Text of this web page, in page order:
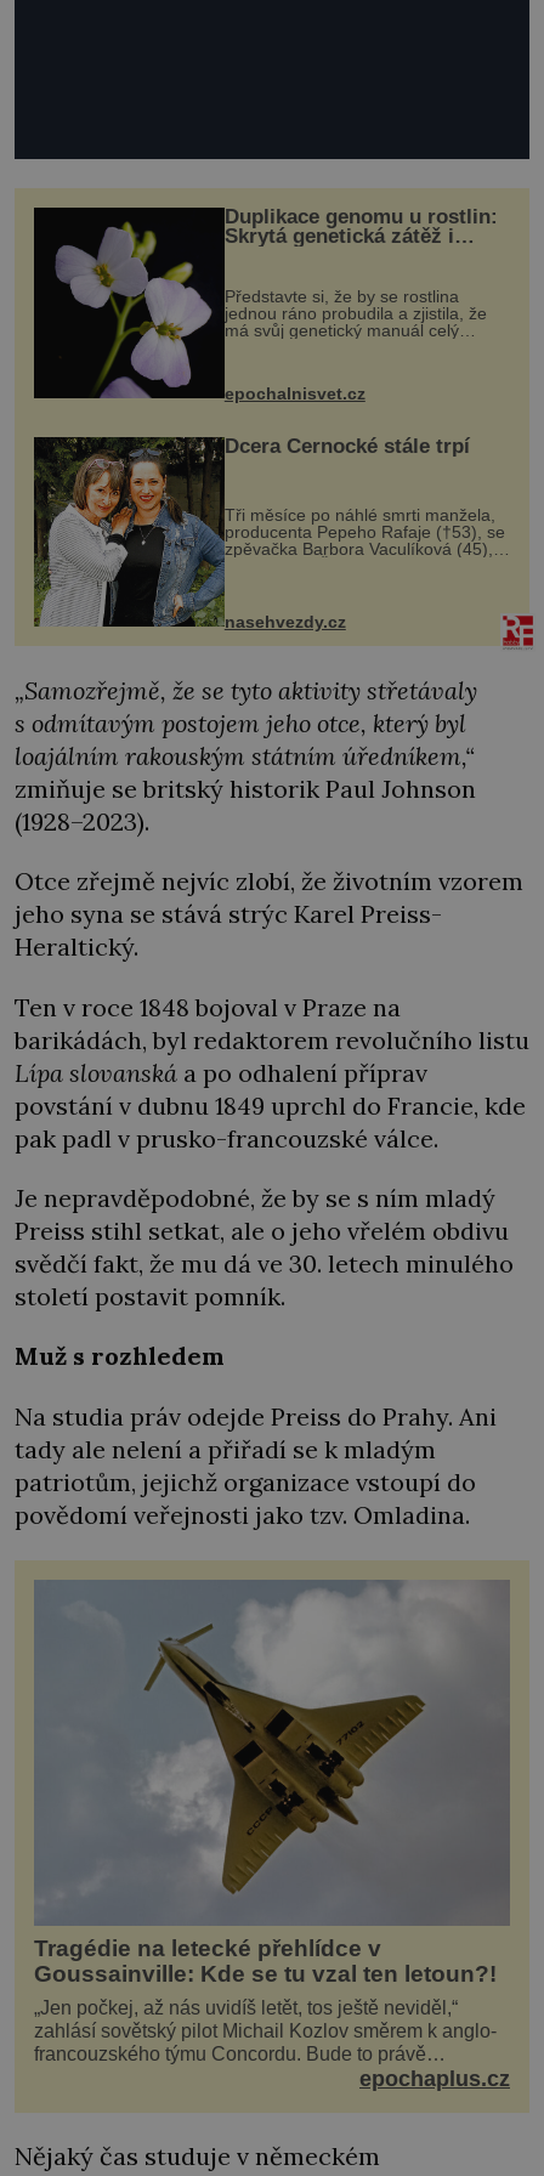
Duplikace genomu u rostlin:
Skrytá genetická zátěž i
Představte si, že by se rostlina
jednou ráno probudila a zjistila, že
má svůj genetický manuál celý
vstupenka...
epochalnisvet.cz
Dcera Černocké stále trpí
Tři měsíce po náhlé smrti manžela,
producenta Pepeho Rafaje (†53), se
zpěvačka Barbora Vaculíková (45),
dcera Petry Černocké (75), poprvé
ozvala veřejnosti. Na sociální síti
sdílela, že se snaží fung...
nasehvezdy.cz
„Samozřejmě, že se tyto aktivity střetávaly
s odmítavým postojem jeho otce, který byl
loajálním rakouským státním úředníkem,“
zmiňuje se britský historik Paul Johnson
(1928–2023).
Otce zřejmě nejvíc zlobí, že životním vzorem
jeho syna se stává strýc Karel Preiss-
Heraltický.
Ten v roce 1848 bojoval v Praze na
barikádách, byl redaktorem revolučního listu
Lípa slovanská a po odhalení příprav
povstání v dubnu 1849 uprchl do Francie, kde
pak padl v prusko-francouzské válce.
Je nepravděpodobné, že by se s ním mladý
Preiss stihl setkat, ale o jeho vřelém obdivu
svědčí fakt, že mu dá ve 30. letech minulého
století postavit pomník.
Muž s rozhledem
Na studia práv odejde Preiss do Prahy. Ani
tady ale nelení a přiřadí se k mladým
patriotům, jejichž organizace vstoupí do
povědomí veřejnosti jako tzv. Omladina.
Tragédie na letecké přehlídce v
Goussainville: Kde se tu vzal ten letoun?!
„Jen počkej, až nás uvidíš letět, tos ještě neviděl,“
zahlásí sovětský pilot Michail Kozlov směrem k anglo-
francouzského týmu Concordu. Bude to právě
konkurenční boj, co bude stát za smrtí celé 6členné
epochaplus.cz
Nějaký čas studuje v německém